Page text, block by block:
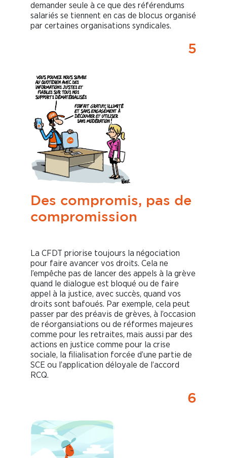
demander seule à ce que des référendums
salariés se tiennent en cas de blocus organisé
par certaines organisations syndicales.
5
Des compromis, pas de
compromission
La CFDT priorise toujours la négociation
pour faire avancer vos droits. Cela ne
l’empêche pas de lancer des appels à la grève
quand le dialogue est bloqué ou de faire
appel à la justice, avec succès, quand vos
droits sont bafoués. Par exemple, cela peut
passer par des préavis de grèves, à l’occasion
de réorgansiations ou de réformes majeures
comme pour les retraites, mais aussi par des
actions en justice comme pour la crise
sociale, la filialisation forcée d’une partie de
SCE ou l’application déloyale de l’accord
RCQ.
6